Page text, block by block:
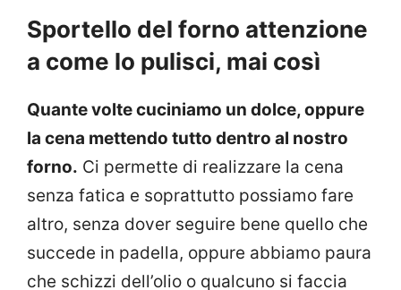
Sportello del forno attenzione
a come lo pulisci, mai così
Quante volte cuciniamo un dolce, oppure
la cena mettendo tutto dentro al nostro
forno. Ci permette di realizzare la cena
senza fatica e soprattutto possiamo fare
altro, senza dover seguire bene quello che
succede in padella, oppure abbiamo paura
che schizzi dell’olio o qualcuno si faccia